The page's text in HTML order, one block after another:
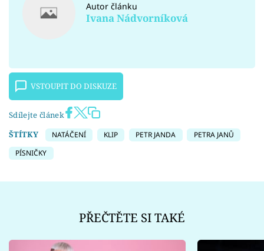
Autor článku
Ivana Nádvorníková
VSTOUPIT DO DISKUZE
Sdílejte článek
ŠTÍTKY
NATÁČENÍ KLIP PETR JANDA
PETRA JANŮ
PÍSNIČKY
PŘEČTĚTE SI TAKÉ